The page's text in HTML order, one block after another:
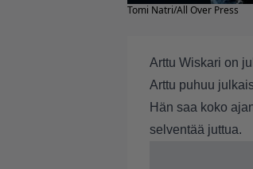
Tomi Natri/All Over Press
Arttu Wiskari on
Arttu puhuu
Hän saa koko
selventää juttua.